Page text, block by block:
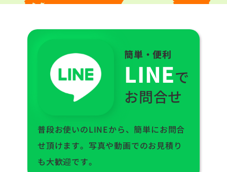
簡単・便利
LINEで
お問合せ
普段お使いのLINEから、簡単にお問合
せ頂けます。写真や動画でのお見積り
も大歓迎です。